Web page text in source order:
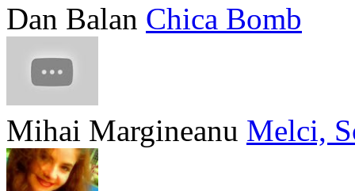
Dan Balan Chica Bomb
Mihai Margineanu Melci,